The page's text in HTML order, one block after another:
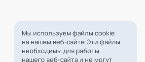
Мы используем файлы cookie
на нашем веб-сайте Эти файлы
необходимы для работы
нашего веб-сайта и не могут